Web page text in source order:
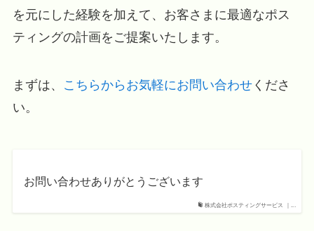
を元にした経験を加えて、お客さまに最適なポス
ティングの計画をご提案いたします。
まずは、 こちらからお気軽にお問い合わせくださ
い。
株式会社ポスティングサービス ｜...
お問い合わせありがとうございます